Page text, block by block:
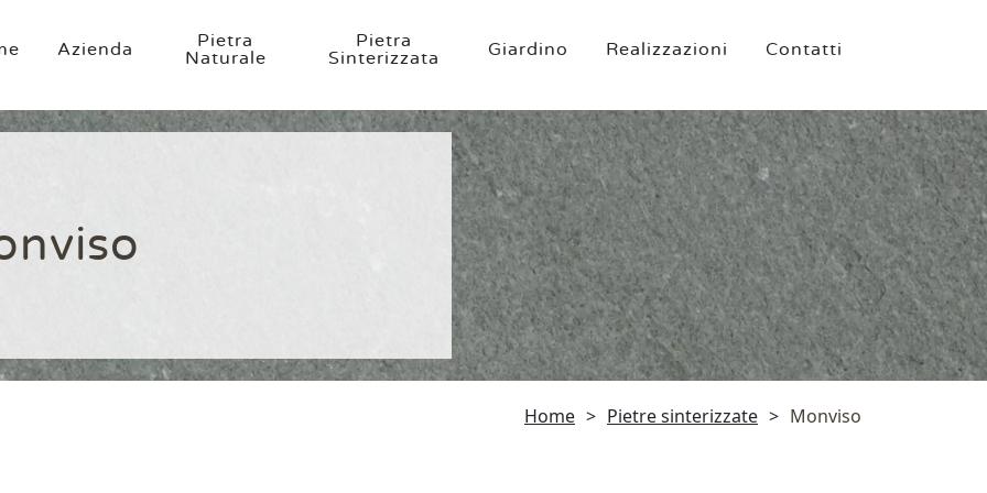
Azienda
Pietra
Naturale
Pietra
Sinterizzata
Giardino Realizzazioni Contatti
Home > Pietre sinterizzate > Monviso